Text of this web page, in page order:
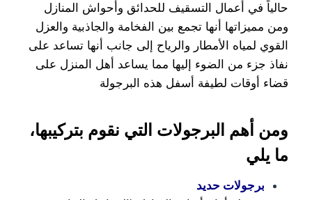
حالياً في أعمال التسقيف للحدائق وأحواش المنازل
ومن مميزاتها أنها تجمع بين الفخامة والجاذبية والعزل
القوي لمياه الأمطار والرياح إلى جانب أنها تساعد على
نفاذ جزء من الضوء إليها مما يساعد أهل المنزل على
قضاء أوقات لطيفة أسفل هذه البرجولة
ومن أهم البرجولات التي نقوم بتركيبها،
ما يلي
برجولات حديد